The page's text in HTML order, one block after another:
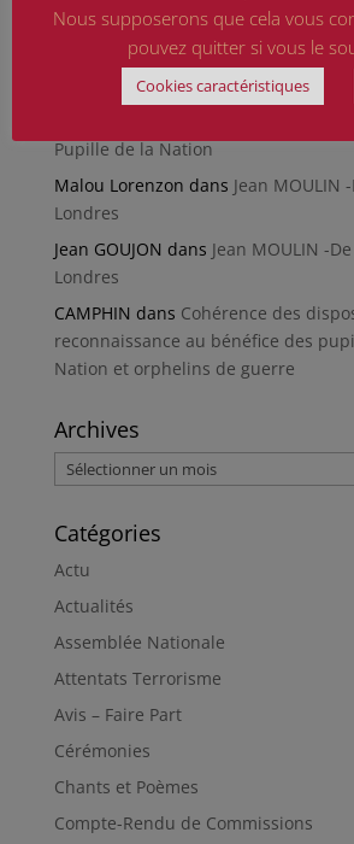
Commentaires récents
CHRETIEN MichèledansPoème du
Pupille de la Nation
Malou Lorenzon dans Jean MOULIN
Londres
Jean GOUJON dans Jean MOULIN -
Londres
CAMPHIN dans Cohérence des
reconnaissance au bénéfice des
Nation et orphelins de guerre
Archives
Archives
Catégories
Actu
Actualités
Assemblée Nationale
Attentats Terrorisme
Avis – Faire Part
Cérémonies
Chants et Poèmes
Compte-Rendu de Commissions
Nous supposerons que cela vous
pouvez quitter si vous le
Cookies caractéristiques